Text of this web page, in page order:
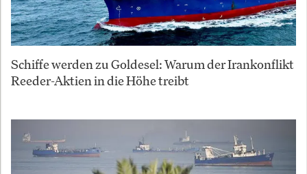
Schiffe werden zu Goldesel: Warum der Irankonflikt
Reeder-Aktien in die Höhe treibt